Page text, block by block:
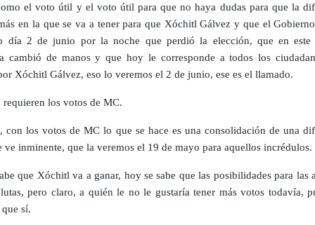
el voto útil y el voto útil para que no haya dudas para que la
en la que se va a tener para que Xóchitl Gálvez y que el
día 2 de junio por la noche que perdió la elección, que en este
cambió de manos y que hoy le corresponde a todos los
Xóchitl Gálvez, eso lo veremos el 2 de junio, ese es el llamado.
requieren los votos de MC.
con los votos de MC lo que se hace es una consolidación de una
ve inminente, que la veremos el 19 de mayo para aquellos incrédulos.
que Xóchitl va a ganar, hoy se sabe que las posibilidades para las
pero claro, a quién le no le gustaría tener más votos todavía,
sí.